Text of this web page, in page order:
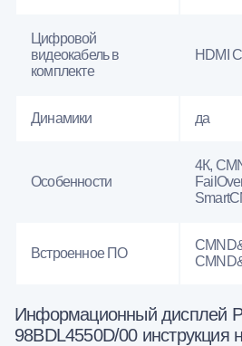
Цифровой
видеокабель в
комплекте
HDMI
Динамики да
Особенности
4К,
Встроенное ПО
Информационный дисплей
98BDL4550D/00 инструкция